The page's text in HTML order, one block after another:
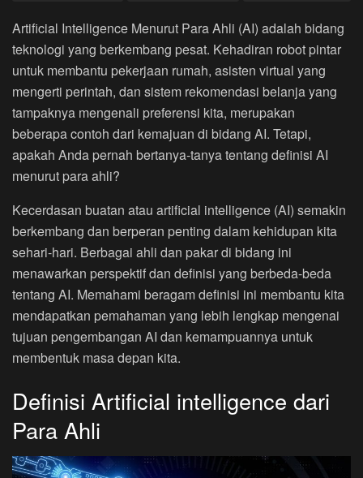
Artificial Intelligence Menurut Para Ahli (AI) adalah bidang
teknologi yang berkembang pesat. Kehadiran robot pintar
untuk membantu pekerjaan rumah, asisten virtual yang
mengerti perintah, dan sistem rekomendasi belanja yang
tampaknya mengenali preferensi kita, merupakan
beberapa contoh dari kemajuan di bidang AI. Tetapi,
apakah Anda pernah bertanya-tanya tentang definisi AI
menurut para ahli?
Kecerdasan buatan atau artificial intelligence (AI) semakin
berkembang dan berperan penting dalam kehidupan kita
sehari-hari. Berbagai ahli dan pakar di bidang ini
menawarkan perspektif dan definisi yang berbeda-beda
tentang AI. Memahami beragam definisi ini membantu kita
mendapatkan pemahaman yang lebih lengkap mengenai
tujuan pengembangan AI dan kemampuannya untuk
membentuk masa depan kita.
Definisi Artificial intelligence dari
Para Ahli